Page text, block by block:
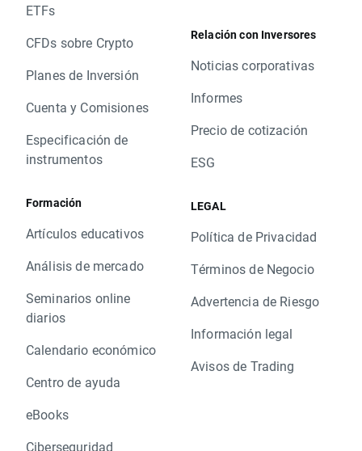
ETFs
CFDs sobre Crypto
Planes de Inversión
Cuenta y Comisiones
Especificación de
instrumentos
Formación
Artículos educativos
Análisis de mercado
Seminarios online
diarios
Calendario económico
Centro de ayuda
eBooks
Ciberseguridad
Relación con Inversores
Noticias corporativas
Informes
Precio de cotización
ESG
LEGAL
Política de Privacidad
Términos de Negocio
Advertencia de Riesgo
Información legal
Avisos de Trading